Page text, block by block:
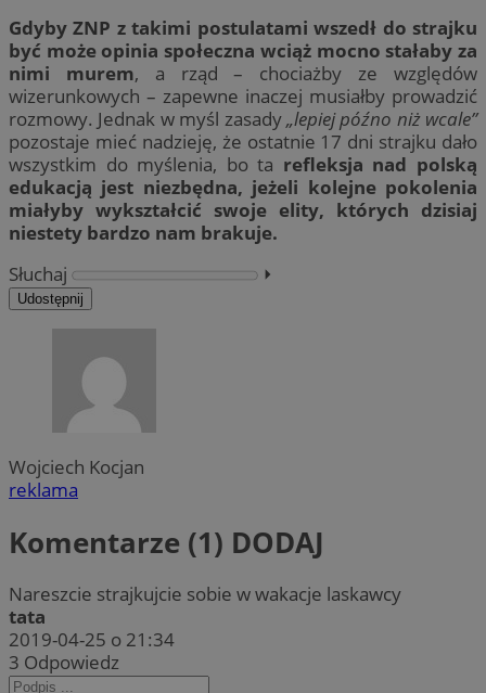
Gdyby ZNP z takimi postulatami wszedł do strajku
być może opinia społeczna wciąż mocno stałaby za
nimi murem, a rząd – chociażby ze względów
wizerunkowych – zapewne inaczej musiałby prowadzić
rozmowy. Jednak w myśl zasady„lepiej późno niż wcale”
pozostaje mieć nadzieję, że ostatnie 17 dni strajku dało
wszystkim do myślenia, bo ta refleksja nad polską
edukacją jest niezbędna, jeżeli kolejne pokolenia
miałyby wykształcić swoje elity, których dzisiaj
niestety bardzo nam brakuje.
Słuchaj
⏵︎
Udostępnij
Wojciech Kocjan
reklama
Komentarze (1) DODAJ
Nareszcie strajkujcie sobie w wakacje laskawcy
tata
2019-04-25 o 21:34
3 Odpowiedz